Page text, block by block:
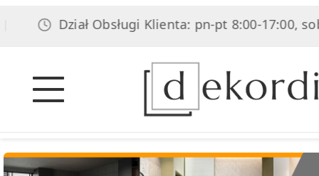
Dział Obsługi Klienta: pn-pt 8:00-17:00, sob